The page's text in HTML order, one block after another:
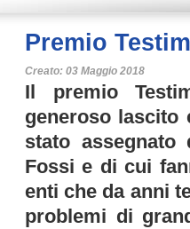
Premio
Creato: 03 Maggio 2018
Il premio
generoso lascito
stato assegnato
Fossi e di cui
enti che da anni
problemi di